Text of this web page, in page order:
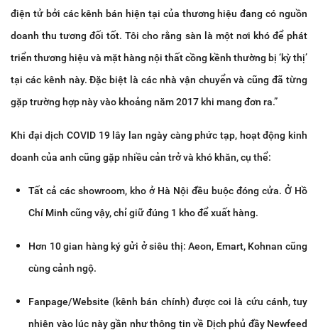
điện tử bởi các kênh bán hiện tại của thương hiệu đang có nguồn
doanh thu tương đối tốt. Tôi cho rằng sàn là một nơi khó để phát
triển thương hiệu và mặt hàng nội thất cồng kềnh thường bị ‘kỳ thị’
tại các kênh này. Đặc biệt là các nhà vận chuyển và cũng đã từng
gặp trường hợp này vào khoảng năm 2017 khi mang đơn ra.”
Khi đại dịch COVID 19 lây lan ngày càng phức tạp, hoạt động kinh
doanh của anh cũng gặp nhiều cản trở và khó khăn, cụ thể:
Tất cả các showroom, kho ở Hà Nội đều buộc đóng cửa. Ở Hồ
Chí Minh cũng vậy, chỉ giữ đúng 1 kho để xuất hàng.
Hơn 10 gian hàng ký gửi ở siêu thị: Aeon, Emart, Kohnan cũng
cùng cảnh ngộ.
Fanpage/Website (kênh bán chính) được coi là cứu cánh, tuy
nhiên vào lúc này gần như thông tin về Dịch phủ đầy Newfeed